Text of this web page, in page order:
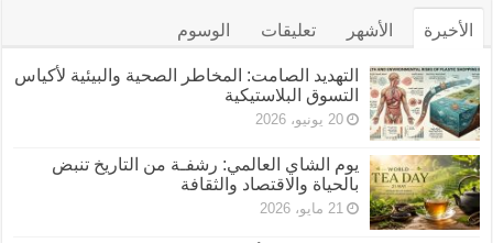
الأخيرة الأشهر تعليقات الوسوم
التهديد الصامت: المخاطر الصحية والبيئية لأكياس
التسوق البلاستيكية
20 يونيو، 2026
يوم الشاي العالمي: رشفـة من التاريخ تنبض
بالحياة والاقتصاد والثقافة
21 مايو، 2026